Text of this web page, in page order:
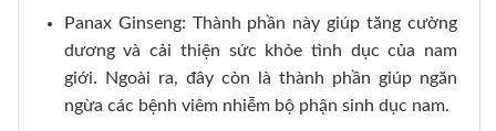
Panax Ginseng: Thành phần này giúp tăng cường
dương và cải thiện sức khỏe tình dục của nam
giới. Ngoài ra, đây còn là thành phần giúp ngăn
ngừa các bệnh viêm nhiễm bộ phận sinh dục nam.